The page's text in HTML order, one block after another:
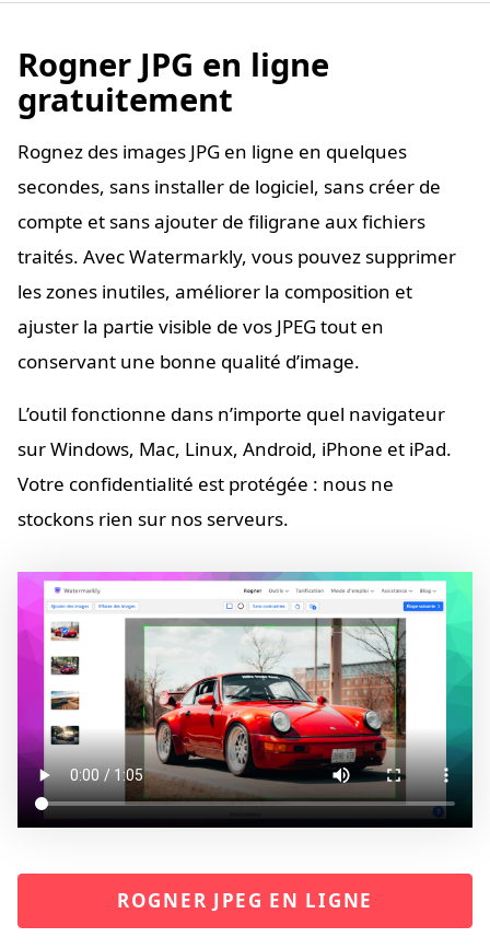
Rogner JPG en ligne
gratuitement
Rognez des images JPG en ligne en quelques
secondes, sans installer de logiciel, sans créer de
compte et sans ajouter de filigrane aux fichiers
traités. Avec Watermarkly, vous pouvez supprimer
les zones inutiles, améliorer la composition et
ajuster la partie visible de vos JPEG tout en
conservant une bonne qualité d’image.
L’outil fonctionne dans n’importe quel navigateur
sur Windows, Mac, Linux, Android, iPhone et iPad.
Votre confidentialité est protégée : nous ne
stockons rien sur nos serveurs.
ROGNER JPEG EN LIGNE